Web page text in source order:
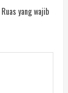
Ruas yang wajib